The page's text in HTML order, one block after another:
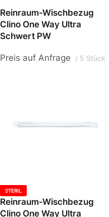
Reinraum-Wischbezug
Clino One Way Ultra
Schwert PW
Preis auf Anfrage 5 Stück
STERIL
Reinraum-Wischbezug
Clino One Way Ultra